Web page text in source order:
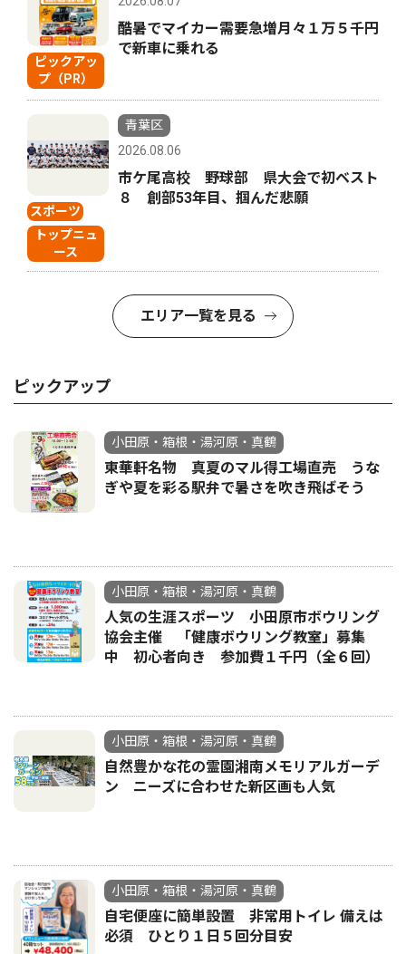
ピックアッ
プ（PR）
酷暑でマイカー需要急増月々１万５千円
で新車に乗れる
スポーツ
トップニュ
ース
青葉区
2026.08.06
市ケ尾高校 野球部 県大会で初ベスト
８ 創部53年目、掴んだ悲願
エリア一覧を見る
ピックアップ
小田原・箱根・湯河原・真鶴
東華軒名物 真夏のマル得工場直売 うな
ぎや夏を彩る駅弁で暑さを吹き飛ばそう
小田原・箱根・湯河原・真鶴
人気の生涯スポーツ 小田原市ボウリング
協会主催 「健康ボウリング教室」募集
中 初心者向き 参加費１千円（全６回）
小田原・箱根・湯河原・真鶴
自然豊かな花の霊園湘南メモリアルガーデ
ン ニーズに合わせた新区画も人気
小田原・箱根・湯河原・真鶴
自宅便座に簡単設置 非常用トイレ 備えは
必須 ひとり１日５回分目安